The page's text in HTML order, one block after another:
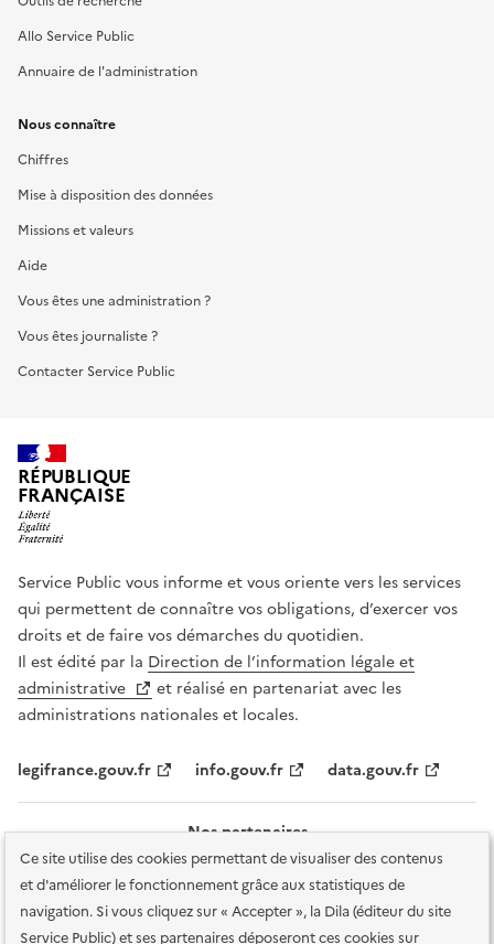
Ce site utilise des cookies permettant de visualiser des contenus
et d'améliorer le fonctionnement grâce aux statistiques de
navigation. Si vous cliquez sur « Accepter », la Dila (éditeur du site
Service Public) et ses partenaires déposeront ces cookies sur
Allo Service Public
Annuaire de l'administration
Nous connaître
Chiffres
Mise à disposition des données
Missions et valeurs
Aide
Vous êtes une administration ?
Vous êtes journaliste ?
Contacter Service Public
RÉPUBLIQUE
FRANÇAISE
Service Public vous informe et vous oriente vers les services
qui permettent de connaître vos obligations, d’exercer vos
droits et de faire vos démarches du quotidien.
Il est édité par la Direction de l’information légale et
administrative
et réalisé en partenariat avec les
administrations nationales et locales.
legifrance.gouv.fr info.gouv.fr data.gouv.fr
Nos partenaires